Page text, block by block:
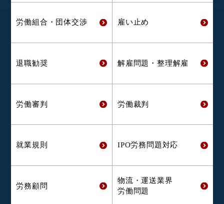
労働組合・ 団体交渉 雇い止め
退職勧奨 解雇問題・ 整理解雇
労働審判 労働裁判
就業規則 IPO労務問題対応
労務顧問
物流・運送業界
労働問題